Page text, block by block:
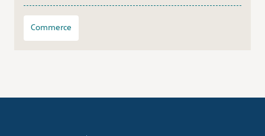
Commerce